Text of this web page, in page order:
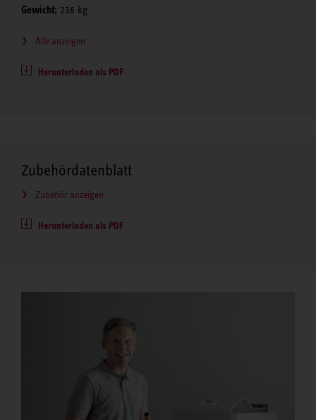
Gewicht: 236 kg
Alle anzeigen
Herunterladen als PDF
Zubehördatenblatt
Zubehör anzeigen
Herunterladen als PDF